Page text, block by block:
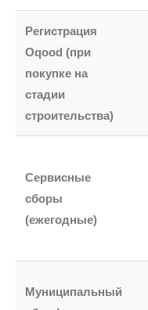
Регистрация
Oqood (при
покупке на
стадии
строительства)
Сервисные
сборы
(ежегодные)
Муниципальный